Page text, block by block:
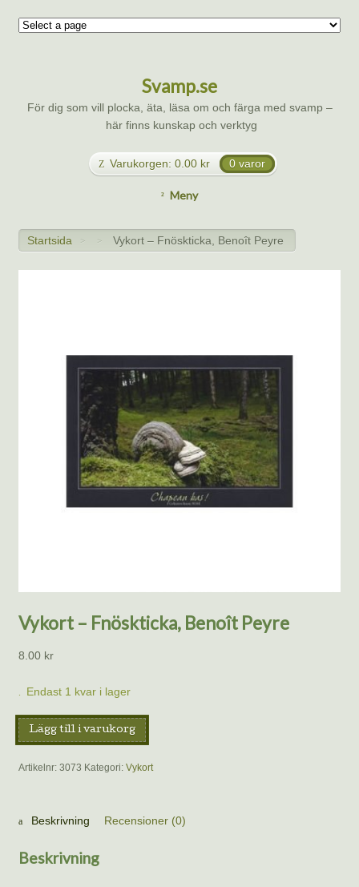
Svamp.se
För dig som vill plocka, äta, läsa om och färga med svamp –
här finns kunskap och verktyg
Varukorgen: 0.00 kr 0 varor
Meny
Startsida > > Vykort – Fnöskticka, Benoît Peyre
Vykort – Fnöskticka, Benoît Peyre
8.00 kr
Endast 1 kvar i lager
Vykort
–
Fnöskticka,
mängd
Lägg till i varukorg
Artikelnr: 3073 Kategori: Vykort
Beskrivning Recensioner (0)
Beskrivning